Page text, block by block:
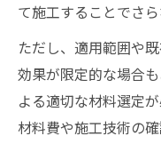
て施工することでさ
ただし、適用範囲や
効果が限定的な場合
よる適切な材料選定
材料費や施工技術の